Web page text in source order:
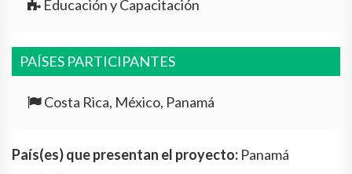
Educación y Capacitación
PAÍSES PARTICIPANTES
Costa Rica, México, Panamá
País(es) que presentan el proyecto: Panamá